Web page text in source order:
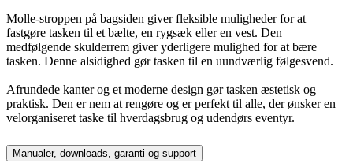
Molle-stroppen på bagsiden giver fleksible muligheder for at
fastgøre tasken til et bælte, en rygsæk eller en vest. Den
medfølgende skulderrem giver yderligere mulighed for at bære
tasken. Denne alsidighed gør tasken til en uundværlig følgesvend.
Afrundede kanter og et moderne design gør tasken æstetisk og
praktisk. Den er nem at rengøre og er perfekt til alle, der ønsker en
velorganiseret taske til hverdagsbrug og udendørs eventyr.
Manualer, downloads, garanti og support